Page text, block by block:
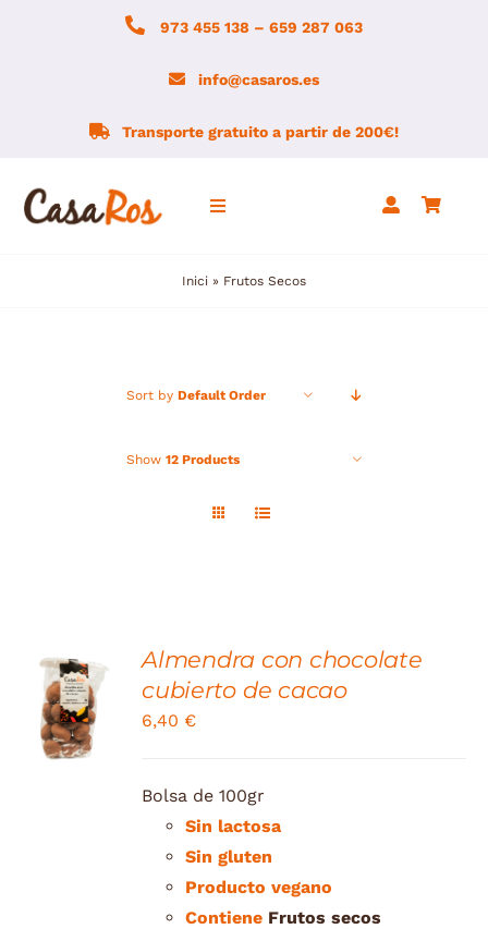
973 455 138 – 659 287 063
info@casaros.es
Transporte gratuito a partir de 200€!
Toggle
Inicio
Montsec
Inici » Frutos Secos
Sort by Default Order
Show 12 Products
ADD TO
CART
/
DETAILS
Almendra con chocolate
cubierto de cacao
6,40 €
Bolsa de 100gr
Sin lactosa
Sin gluten
Producto vegano
Contiene Frutos secos